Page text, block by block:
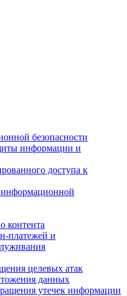
безопасности
информации и
доступа к
информационной
контента
платежей и
целевых атак
данных
утечек информации